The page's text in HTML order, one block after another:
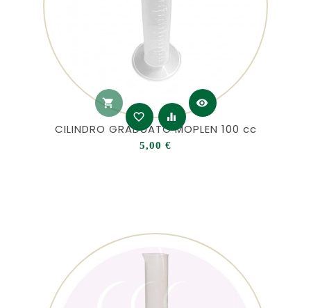
shopping_cart
favorite_border
equalizer
visibility
CILINDRO GRADUATO MOPLEN 100 cc
5,00 €